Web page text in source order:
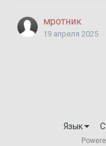
мротник
19 апреля 2025
Язык